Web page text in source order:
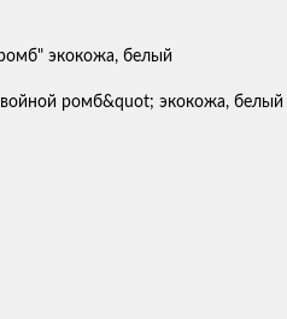
экокожа, белый